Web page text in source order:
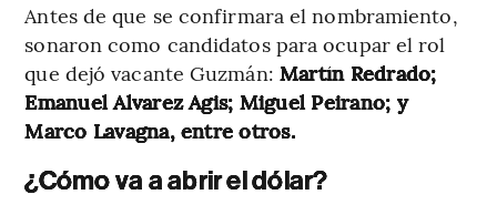
Antes de que se confirmara el nombramiento,
sonaron como candidatos para ocupar el rol
que dejó vacante Guzmán: Martín Redrado;
Emanuel Alvarez Agis; Miguel Peirano; y
Marco Lavagna, entre otros.
¿Cómo va a abrir el dólar?